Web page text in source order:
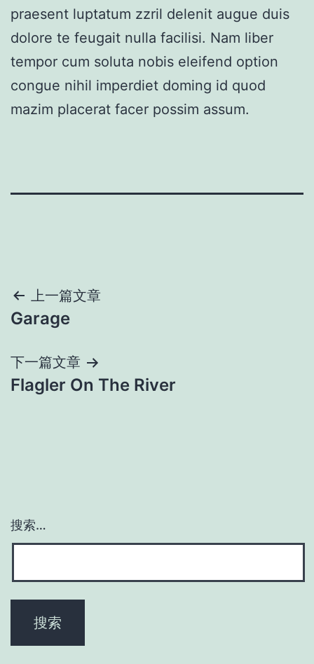
praesent luptatum zzril delenit augue duis
dolore te feugait nulla facilisi. Nam liber
tempor cum soluta nobis eleifend option
congue nihil imperdiet doming id quod
mazim placerat facer possim assum.
上一篇文章
Garage
下一篇文章
Flagler On The River
搜索…